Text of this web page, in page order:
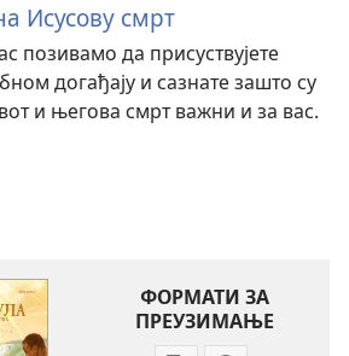
Исусову смрт
позивамо да присуствујете
догађају и сазнате зашто су
и његова смрт важни и за вас.
ФОРМАТИ ЗА
ПРЕУЗИМАЊЕ